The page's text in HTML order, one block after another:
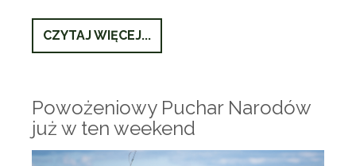
CZYTAJ WIĘCEJ...
Powożeniowy Puchar Narodów
już w ten weekend